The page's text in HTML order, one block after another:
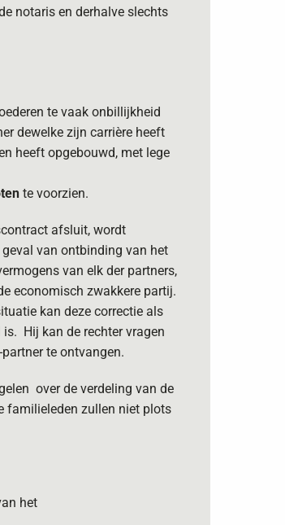
notaris en derhalve slechts
te vaak onbillijkheid
dewelke zijn carrière heeft
heeft opgebouwd, met lege
te voorzien.
afsluit, wordt
van ontbinding van het
van elk der partners,
economisch zwakkere partij.
kan deze correctie als
Hij kan de rechter vragen
te ontvangen.
over de verdeling van de
familieleden zullen niet plots
het